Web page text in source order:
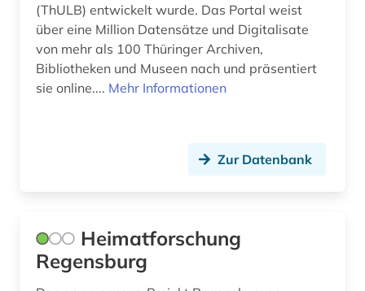
(ThULB) entwickelt wurde. Das Portal weist
über eine Million Datensätze und Digitalisate
von mehr als 100 Thüringer Archiven,
Bibliotheken und Museen nach und präsentiert
sie online.... Mehr Informationen
Zur Datenbank
Heimatforschung
Regensburg